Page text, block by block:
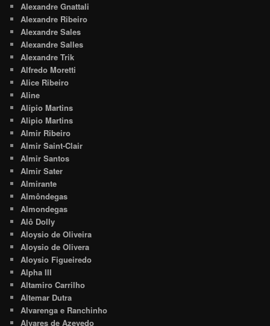
Alexandre Gnattali
Alexandre Ribeiro
Alexandre Sales
Alexandre Salles
Alexandre Trik
Alfredo Moretti
Alice Ribeiro
Aline
Alípio Martins
Alipio Martins
Almir Ribeiro
Almir Saint-Clair
Almir Santos
Almir Sater
Almirante
Almôndegas
Almondegas
Alô Dolly
Aloysio de Oliveira
Aloysio de Olivera
Aloysio Figueiredo
Alpha III
Altamiro Carrilho
Altemar Dutra
Alvarenga e Ranchinho
Alvares de Azevedo